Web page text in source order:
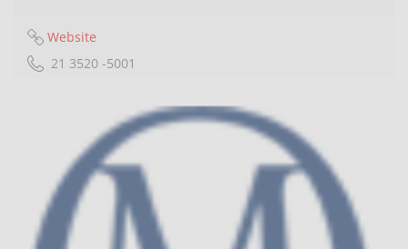
Website
21 3520 -5001